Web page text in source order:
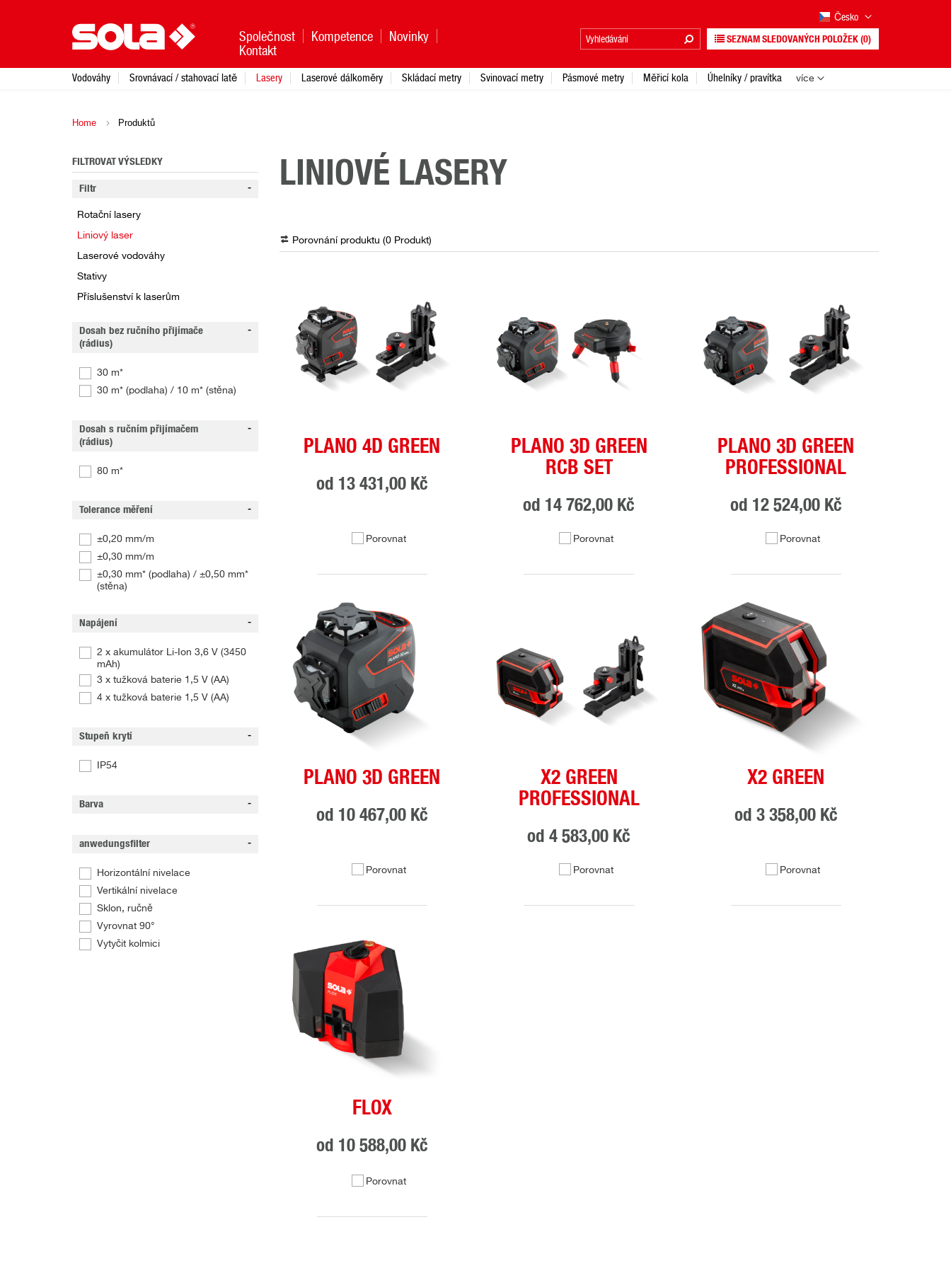
Home Produktů
FILTROVAT VÝSLEDKY
Filtr
Rotační lasery
Liniový laser
Laserové vodováhy
Stativy
Příslušenství k laserům
Dosah bez ručního přijímače
(rádius)
30 m*
30 m* (podlaha) / 10 m* (stěna)
Dosah s ručním přijímačem
(rádius)
80 m*
Tolerance měření
±0,20 mm/m
±0,30 mm/m
±0,30 mm* (podlaha) / ±0,50 mm*
(stěna)
Napájení
2 x akumulátor Li-Ion 3,6 V (3450
mAh)
3 x tužková baterie 1,5 V (AA)
4 x tužková baterie 1,5 V (AA)
Stupeň krytí
IP54
Barva
anwedungsfilter
Horizontální nivelace
Vertikální nivelace
Sklon, ručně
Vyrovnat 90°
Vytyčit kolmici
LINIOVÉ LASERY
Porovnání produktu (0 Produkt)
PLANO 4D GREEN
od 13 431,00 Kč
Porovnat
PLANO 3D GREEN
RCB SET
od 14 762,00 Kč
Porovnat
PLANO 3D GREEN
PROFESSIONAL
od 12 524,00 Kč
Porovnat
PLANO 3D GREEN
od 10 467,00 Kč
Porovnat
X2 GREEN
PROFESSIONAL
od4 583,00 Kč
Porovnat
X2 GREEN
od 3 358,00 Kč
Porovnat
FLOX
od 10 588,00 Kč
Porovnat
Společnost Kompetence
Novinky
Kontakt
Česko
SEZNAM SLEDOVANÝCH POLOŽEK (0)
Vodováhy Srovnávací / stahovací latě Lasery Laserové dálkoměry Skládací metry Svinovací metry Pásmové metry Měřicí kola Úhelníky / pravítka více